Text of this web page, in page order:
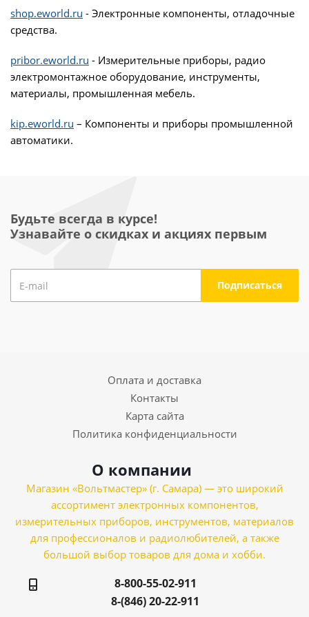
shop.eworld.ru - Электронные компоненты, отладочные
средства.
pribor.eworld.ru - Измерительные приборы, радио
электромонтажное оборудование, инструменты,
материалы, промышленная мебель.
kip.eworld.ru – Компоненты и приборы промышленной
автоматики.
Будьте всегда в курсе!
Узнавайте о скидках и акциях первым
Оплата и доставка
Контакты
Карта сайта
Политика конфиденциальности
О компании
Магазин «Вольтмастер» (г. Самара) — это широкий
ассортимент электронных компонентов,
измерительных приборов, инструментов, материалов
для профессионалов и радиолюбителей, а также
большой выбор товаров для дома и хобби.
8-800-55-02-911
8-(846) 20-22-911